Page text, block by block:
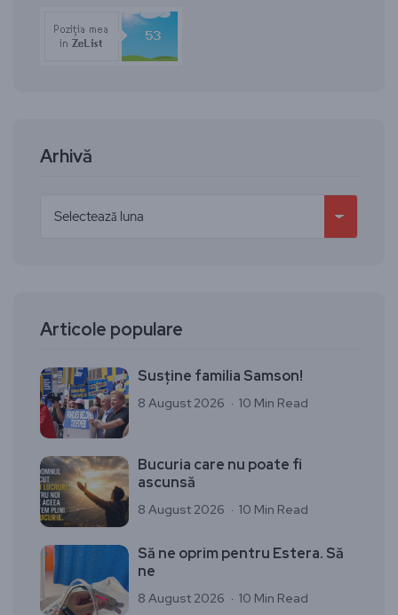
Arhivă
Articole populare
Susține familia Samson!
8 August 2026 10 Min Read
Bucuria care nu poate fi
ascunsă
8 August 2026 10 Min Read
Să ne oprim pentru Estera. Să
ne
8 August 2026 10 Min Read